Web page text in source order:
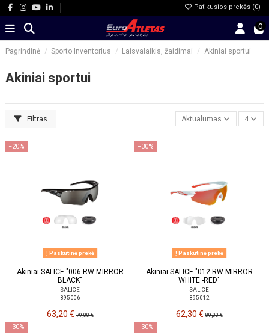
Patikusios prekės (0)
0
Pagrindinė Sporto Inventorius Laisvalaikis, žaidimai Akiniai sportui
Akiniai sportui
Filtras Aktualumas 4
−20%
Paskutinė prekė
Akiniai SALICE "006 RW MIRROR
BLACK"
SALICE
895 006
63,20 €79,00 €
−30%
Paskutinė prekė
Akiniai SALICE "012 RW MIRROR
WHITE -RED"
SALICE
895 012
62,30 €89,00 €
−30% −30%